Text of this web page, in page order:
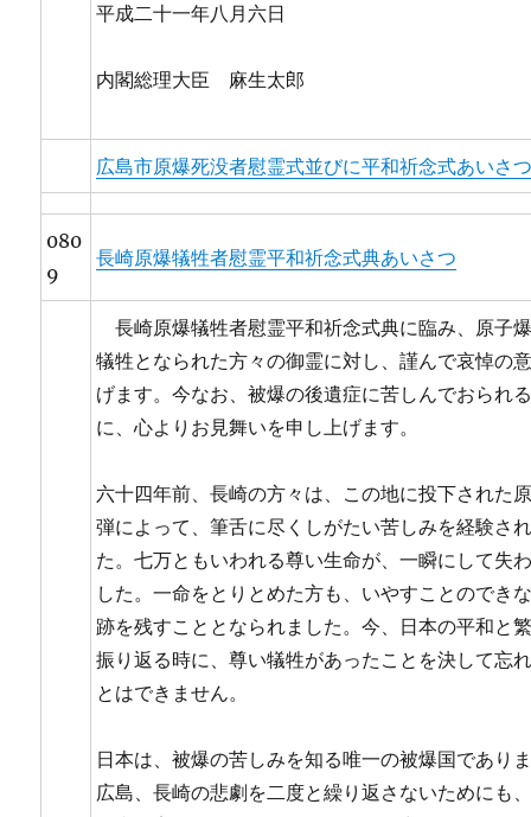
平成二十一年八月六日
内閣総理大臣 麻生太郎
広島市原爆死没者慰霊式並びに平和祈念式あいさ
080
9
長崎原爆犠牲者慰霊平和祈念式典あいさつ
長崎原爆犠牲者慰霊平和祈念式典に臨み、原子
犠牲となられた方々の御霊に対し、謹んで哀悼の
げます。今なお、被爆の後遺症に苦しんでおられ
に、心よりお見舞いを申し上げます。
六十四年前、長崎の方々は、この地に投下された
弾によって、筆舌に尽くしがたい苦しみを経験さ
た。七万ともいわれる尊い生命が、一瞬にして失
した。一命をとりとめた方も、いやすことのでき
跡を残すこととなられました。今、日本の平和と
振り返る時に、尊い犠牲があったことを決して忘
とはできません。
日本は、被爆の苦しみを知る唯一の被爆国であり
広島、長崎の悲劇を二度と繰り返さないためにも